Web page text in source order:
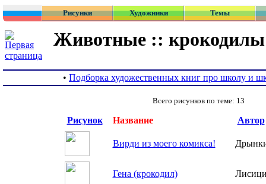
Рисунки Художники Темы
Животные :: крокодилы
• Подборка художественных книг про школу и
Всего рисунков по теме: 13
Рисунок Название Автор
Вирди из моего комикса!
Гена (крокодил)